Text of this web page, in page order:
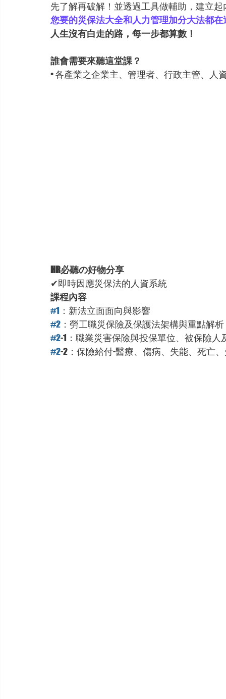
先了解再破解！並透過工具做輔助，建立
您要的災保法大全和人力管理加分大法都在
人生沒有白走的路，每一步都算數！
誰會需要來聽這堂課？
• 各產業之企業主、管理者、行政主管、人
HR必聽の好物分享
✔即時因應災保法的人資系統
課程內容
#1 ：新法立面面向與影響
#2 ：勞工職災保險及保護法架構與重點解析
#2-1：職業災害保險與投保單位、被保險人
#2-2：保險給付-醫療、傷病、失能、死亡